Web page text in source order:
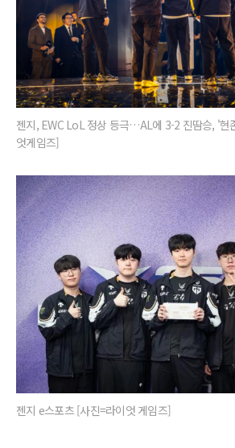
젠지, EWC LoL 정상 등극…AL에 3-2 진땀승, '현
엇게임즈]
젠지 e스포츠 [사진=라이엇 게임즈]